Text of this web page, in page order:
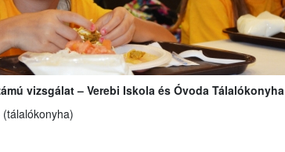
vizsgálat – Verebi Iskola és Óvoda Tálalókonyha